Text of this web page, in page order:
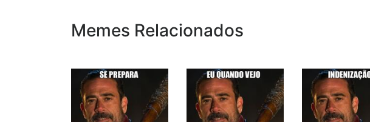
Memes Relacionados